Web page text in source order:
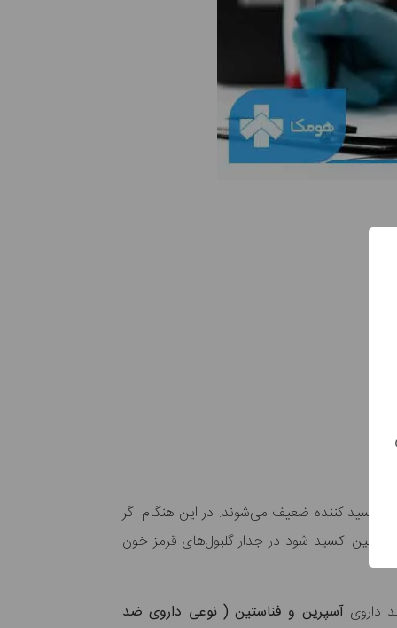
اکسید کننده ضعیف می‌شوند. در این هنگام اگر
اکسید شود در جدار گلبول‌های قرمز خون
داروی آسپرین و فناستین ( نوعی داروی ضد